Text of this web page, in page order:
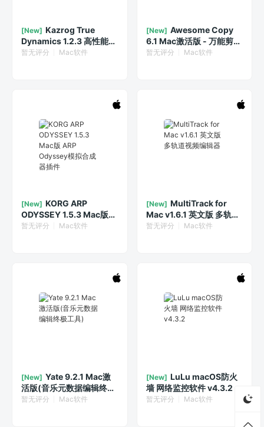
[New] Kazrog True
Dynamics 1.2.3 高性能动
态处理插件
暂无评分 Mac软件
[New] Awesome Copy
6.1 Mac激活版 - 万能剪贴
板历史管理器
暂无评分 Mac软件
[New] KORG ARP
ODYSSEY 1.5.3 Mac版
ARP Odyssey模拟合成器
暂无评分 Mac软件
[New] MultiTrack for
Mac v1.6.1 英文版 多轨道
视频编辑器
暂无评分 Mac软件
[New] Yate 9.2.1 Mac激
活版(音乐元数据编辑终极
工具)
暂无评分 Mac软件
[New] LuLu macOS防火
墙 网络监控软件 v4.3.2
暂无评分 Mac软件